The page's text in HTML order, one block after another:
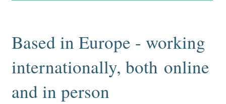
Based in Europe - working
internationally, both online
and in person